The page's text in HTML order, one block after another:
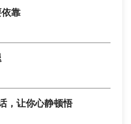
靠
，让你心静顿悟